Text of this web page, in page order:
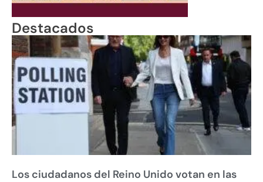
Destacados
Los ciudadanos del Reino Unido votan en las